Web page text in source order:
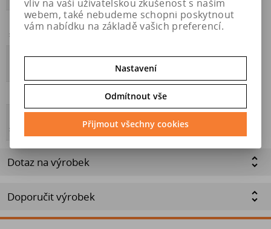
Přilnavost na
sněhu
Ano
Přilnavost na
Ne
štítek
Dotaz na výrobek
Doporučit výrobek
vliv na vaši uživatelskou zkušenost s naším
webem, také nebudeme schopni poskytnout
vám nabídku na základě vašich preferencí.
Nastavení
Odmítnout vše
Přijmout všechny cookies